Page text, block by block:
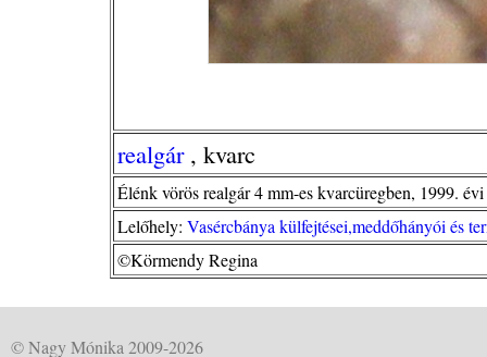
realgár, kvarc
Élénk vörös realgár 4 mm-es kvarcüregben, 1999.
Lelőhely: Vasércbánya külfejtései,meddőhányói és
©Körmendy Regina
© Nagy Mónika 2009-2026